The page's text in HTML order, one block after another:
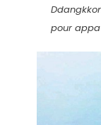
pour